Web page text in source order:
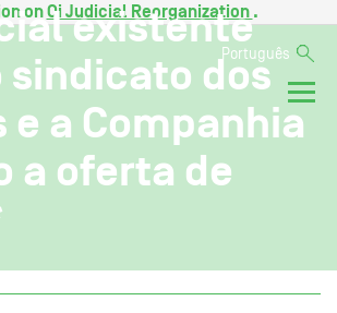
onOi Judicial Reorganization .
Português
existente
sindicato dos
e a Companhia
a oferta de